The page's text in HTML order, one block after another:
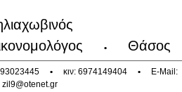
• Θάσος
• κιν: 6974149404 •
E-Mail:
zil9@otenet.gr